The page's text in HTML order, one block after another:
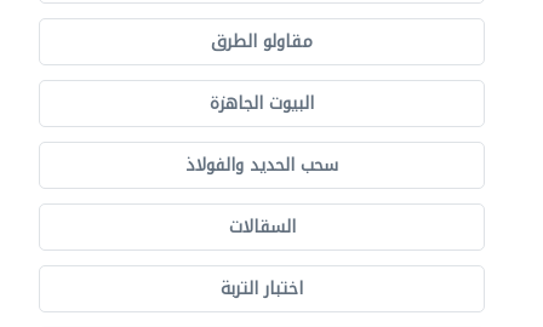
مقاولو الطرق
البيوت الجاهزة
سحب الحديد والفولاذ
السقالات
اختبار التربة